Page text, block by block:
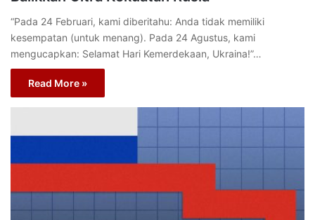
“Pada 24 Februari, kami diberitahu: Anda tidak memiliki
kesempatan (untuk menang). Pada 24 Agustus, kami
mengucapkan: Selamat Hari Kemerdekaan, Ukraina!”…
Read More »